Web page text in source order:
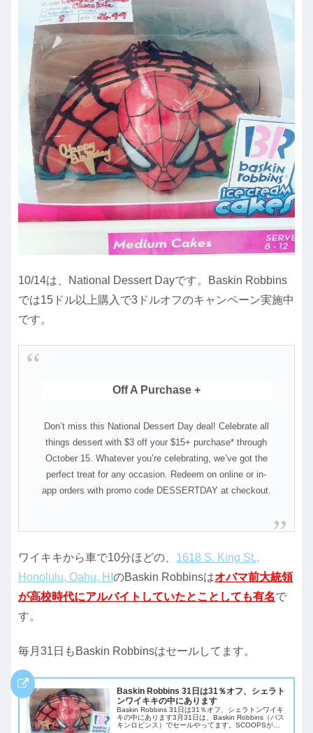
10/14は、National Dessert Dayです。Baskin Robbins
では15ドル以上購入で3ドルオフのキャンペーン実施中
です。
Off A Purchase +
Don’t miss this National Dessert Day deal! Celebrate all
things dessert with $3 off your $15+ purchase* through
October 15. Whatever you’re celebrating, we’ve got the
perfect treat for any occasion. Redeem on online or in-
app orders with promo code DESSERTDAY at checkout.
ワイキキから車で10分ほどの、 1618 S. King St.,
Honolulu, Oahu, HI のBaskin Robbinsはオバマ前大統領
が高校時代にアルバイトしていたとことしても有名で
す。
毎月31日もBaskin Robbinsはセールしてます。
Baskin Robbins 31日は31％オフ、シェラト
ンワイキキの中にあります
Baskin Robbins 31日は31％オフ、シェラトンワイキ
キの中にあります3月31日は、Baskin Robbins（バス
キンロビンス）でセールやってます。SCOOPSが